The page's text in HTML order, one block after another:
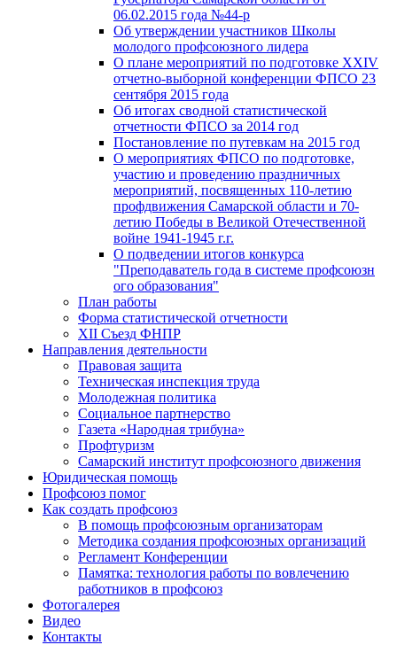
06.02.2015 года №44-р
Об утверждении участников Школы
молодого профсоюзного лидера
О плане мероприятий по подготовке XXIV
отчетно-выборной конференции ФПСО 23
сентября 2015 года
Об итогах сводной статистической
отчетности ФПСО за 2014 год
Постановление по путевкам на 2015 год
О мероприятиях ФПСО по подготовке,
участию и проведению праздничных
мероприятий, посвященных 110-летию
профдвижения Самарской области и 70-
летию Победы в Великой Отечественной
войне 1941-1945 г.г.
О подведении итогов конкурса
"Преподаватель года в системе профсоюзн
ого образования"
План работы
Форма статистической отчетности
XII Съезд ФНПР
Направления деятельности
Правовая защита
Техническая инспекция труда
Молодежная политика
Социальное партнерство
Газета «Народная трибуна»
Профтуризм
Самарский институт профсоюзного движения
Юридическая помощь
Профсоюз помог
Как создать профсоюз
В помощь профсоюзным организаторам
Методика создания профсоюзных организаций
Регламент Конференции
Памятка: технология работы по вовлечению
работников в профсоюз
Фотогалерея
Видео
Контакты